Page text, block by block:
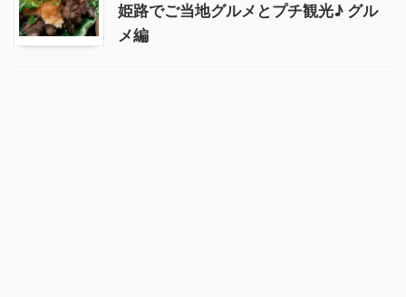
姫路でご当地グルメとプチ観光♪ グル
メ編